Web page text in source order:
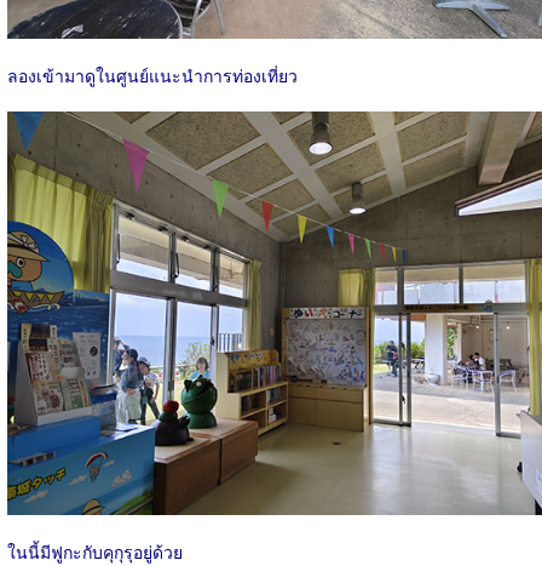
ลองเข้ามาดูในศูนย์แนะนำการท่องเที่ยว
ในนี้มีฟูกะกับคุกุรุอยู่ด้วย